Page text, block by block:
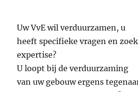
Uw VvE wil verduurzamen, u
heeft specifieke vragen en
expertise?
U loopt bij de verduurzaming
van uw gebouw ergens